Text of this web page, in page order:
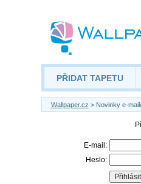
PŘIDAT TAPETU
Wallpaper.cz > Novinky e-